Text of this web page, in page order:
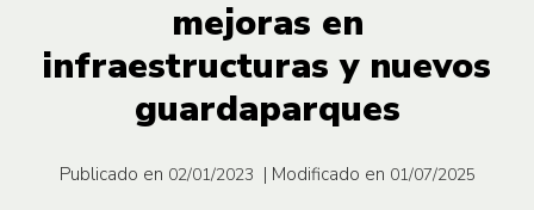
mejoras en
infraestructuras y nuevos
guardaparques
Publicado en 02/01/2023 | Modificado en 01/07/2025